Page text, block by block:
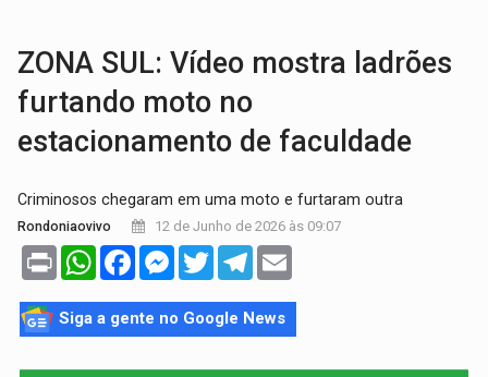
ZONA SUL: Vídeo mostra ladrões
furtando moto no
estacionamento de faculdade
Criminosos chegaram em uma moto e furtaram outra
Rondoniaovivo 12 de Junho de 2026 às 09:07
Print WhatsAppFacebookMessenger
TwitterTelegram
Siga a gente no Google News